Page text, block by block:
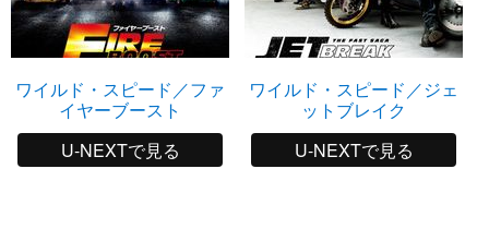
ワイルド・スピード／ファ
イヤーブースト
U-NEXTで見る
ワイルド・スピード／ジェ
ットブレイク
U-NEXTで見る